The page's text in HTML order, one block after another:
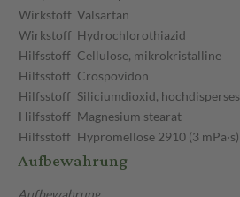
Wirkstoff Valsartan
Wirkstoff Hydrochlorothiazid
Hilfsstoff Cellulose, mikrokristalline
Hilfsstoff Crospovidon
Hilfsstoff Siliciumdioxid, hochdisperses
Hilfsstoff Magnesium stearat
Hilfsstoff Hypromellose 2910 (3 mPa·s)
Aufbewahrung
Aufbewahrung